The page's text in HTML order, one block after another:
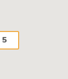
5